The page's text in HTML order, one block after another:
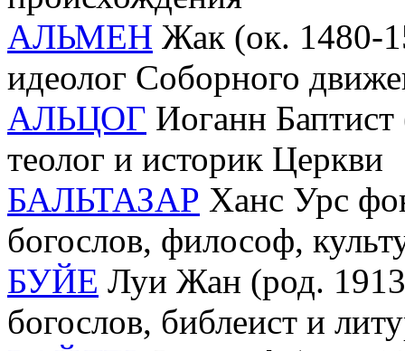
АЛЬМЕН Жак (ок. 1480-
идеолог Соборного
АЛЬЦОГ Иоганн
теолог и историк Церкви
БАЛЬТАЗАР Ханс Урс
богослов, философ,
БУЙЕ Луи Жан (род.
богослов, библеист и